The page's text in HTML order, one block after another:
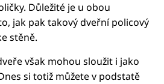
Důležité je u obou
jak pak takový dveřní policový
stěně.
však mohou sloužit i jako
si totiž můžete v podstatě